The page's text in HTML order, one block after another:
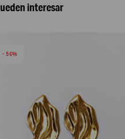
interesar
56